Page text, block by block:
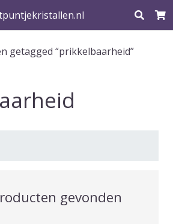
getagged “prikkelbaarheid”
gevonden